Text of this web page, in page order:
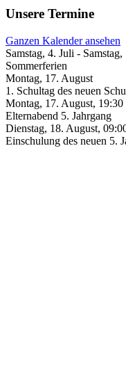
Unsere Termine
Ganzen Kalender ansehen
Samstag, 4. Juli -
Sommerferien
Montag, 17. August
1. Schultag des neuen
Montag, 17. August, 19:30
Elternabend 5. Jahrgang
Dienstag, 18. August,
Einschulung des neuen 5.